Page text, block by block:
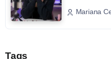
Mariana
Tags